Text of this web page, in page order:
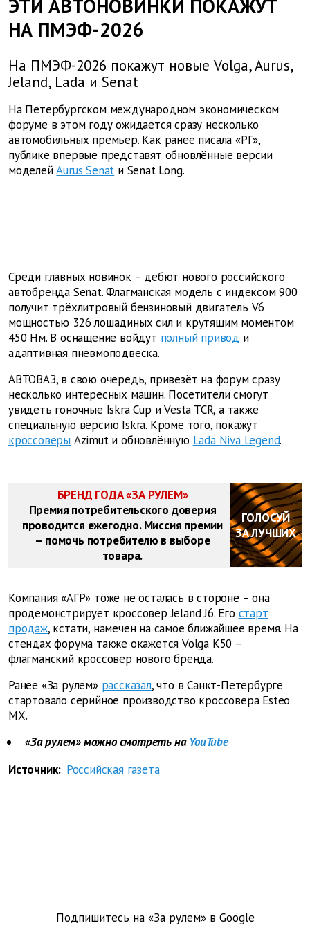
ЭТИ АВТОНОВИНКИ ПОКАЖУТ
НА ПМЭФ-2026
На ПМЭФ-2026 покажут новые Volga, Aurus,
Jeland, Lada и Senat
На Петербургском международном экономическом
форуме в этом году ожидается сразу несколько
автомобильных премьер. Как ранее писала «РГ»,
публике впервые представят обновлённые версии
моделей Aurus Senat и Senat Long.
Среди главных новинок – дебют нового российского
автобренда Senat. Флагманская модель с индексом 900
получит трёхлитровый бензиновый двигатель V6
мощностью 326 лошадиных сил и крутящим моментом
450 Нм. В оснащение войдут полный привод и
адаптивная пневмоподвеска.
АВТОВАЗ, в свою очередь, привезёт на форум сразу
несколько интересных машин. Посетители смогут
увидеть гоночные Iskra Cup и Vesta TCR, а также
специальную версию Iskra. Кроме того, покажут
кроссоверы Azimut и обновлённую Lada Niva Legend.
БРЕНД ГОДА «ЗА РУЛЕМ»
Премия потребительского доверия
проводится ежегодно. Миссия премии
– помочь потребителю в выборе
товара.
ГОЛОСУЙ
ЗА ЛУЧШИХ
Компания «АГР» тоже не осталась в стороне – она
продемонстрирует кроссовер Jeland J6. Его старт
продаж, кстати, намечен на самое ближайшее время. На
стендах форума также окажется Volga К50 –
флагманский кроссовер нового бренда.
Ранее «За рулем» рассказал, что в Санкт-Петербурге
стартовало серийное производство кроссовера Esteo
MX.
«За рулем» можно смотреть на YouTube
Источник: Российская газета
Подпишитесь на «За рулем» в Google